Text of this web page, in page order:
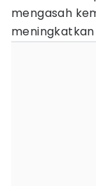
mengasah